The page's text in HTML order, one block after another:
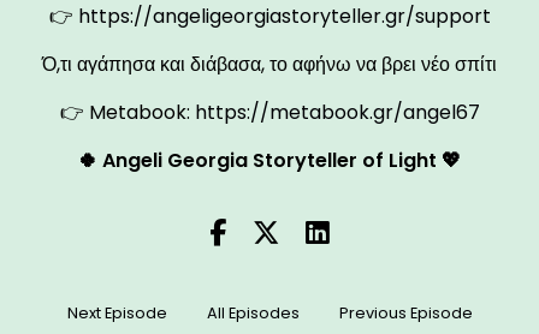
👉 https://angeligeorgiastoryteller.gr/support
Ό,τι αγάπησα και διάβασα, το αφήνω να βρει νέο σπίτι
👉 Metabook: https://metabook.gr/angel67
🍀 Angeli Georgia Storyteller of Light 💖
Next Episode All Episodes Previous Episode